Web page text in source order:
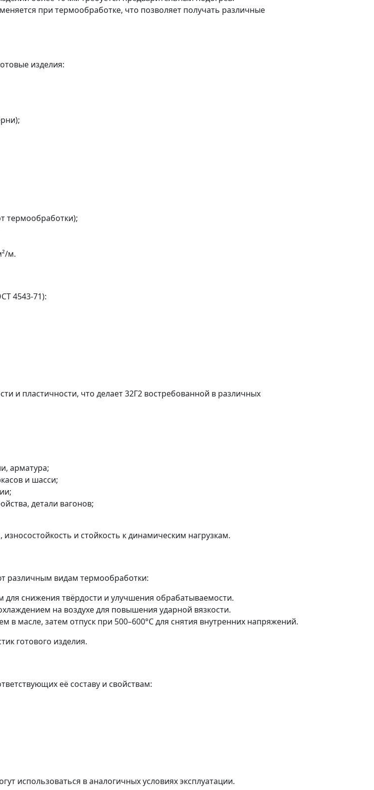
при термообработке, что позволяет получать различные
изделия:
термообработки);
м.
4543-71):
и пластичности, что делает 32Г2 востребованной в различных
арматура;
и шасси;
детали вагонов;
и стойкость к динамическим нагрузкам.
различным видам термообработки:
для снижения твёрдости и улучшения обрабатываемости.
на воздухе для повышения ударной вязкости.
в масле, затем отпуск при 500–600°C для снятия внутренних напряжений.
готового изделия.
её составу и свойствам:
использоваться в аналогичных условиях эксплуатации.